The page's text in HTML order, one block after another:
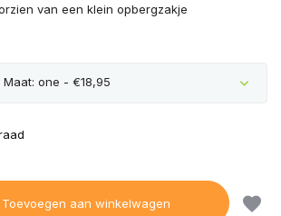
van een klein opbergzakje
one - €18,95
Toevoegen aan winkelwagen